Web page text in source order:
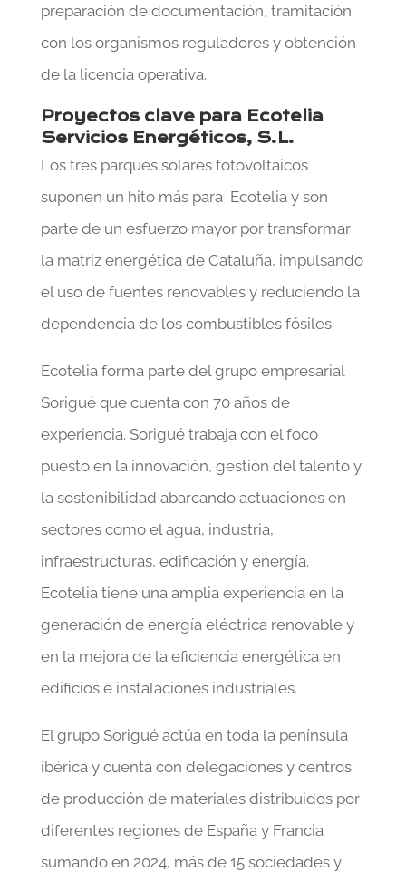
preparación de documentación, tramitación
con los organismos reguladores y obtención
de la licencia operativa.
Proyectos clave para Ecotelia
Servicios Energéticos, S.L.
Los tres parques solares fotovoltaicos
suponen un hito más para Ecotelia y son
parte de un esfuerzo mayor por transformar
la matriz energética de Cataluña, impulsando
el uso de fuentes renovables y reduciendo la
dependencia de los combustibles fósiles.
Ecotelia forma parte del grupo empresarial
Sorigué que cuenta con 70 años de
experiencia. Sorigué trabaja con el foco
puesto en la innovación, gestión del talento y
la sostenibilidad abarcando actuaciones en
sectores como el agua, industria,
infraestructuras, edificación y energía.
Ecotelia tiene una amplia experiencia en la
generación de energía eléctrica renovable y
en la mejora de la eficiencia energética en
edificios e instalaciones industriales.
El grupo Sorigué actúa en toda la península
ibérica y cuenta con delegaciones y centros
de producción de materiales distribuidos por
diferentes regiones de España y Francia
sumando en 2024, más de 15 sociedades y